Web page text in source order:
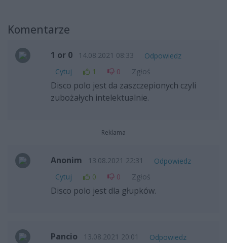
Komentarze
1 or 0 14.08.2021 08:33
Odpowiedz
Cytuj
1 0 Zgłoś
Disco polo jest da zaszczepionych czyli
zubożałych intelektualnie.
Reklama
Anonim 13.08.2021 22:31
Odpowiedz
Cytuj
0 0 Zgłoś
Disco polo jest dla głupków.
Pancio 13.08.2021 20:01
Odpowiedz